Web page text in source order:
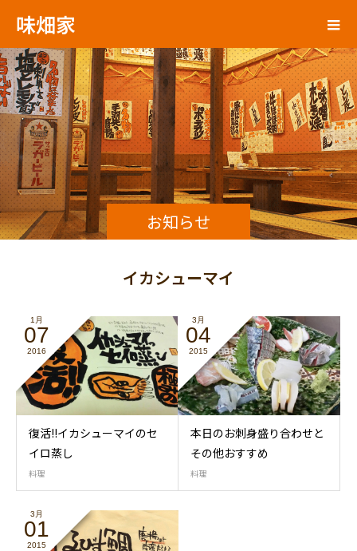
味畑家
お知らせ
イカシューマイ
1月
07
2016
復活!!イカシューマイのセ
イロ蒸し
料理
3月
04
2015
本日のお刺身盛り合わせと
その他おすすめ
料理
3月
01
2015